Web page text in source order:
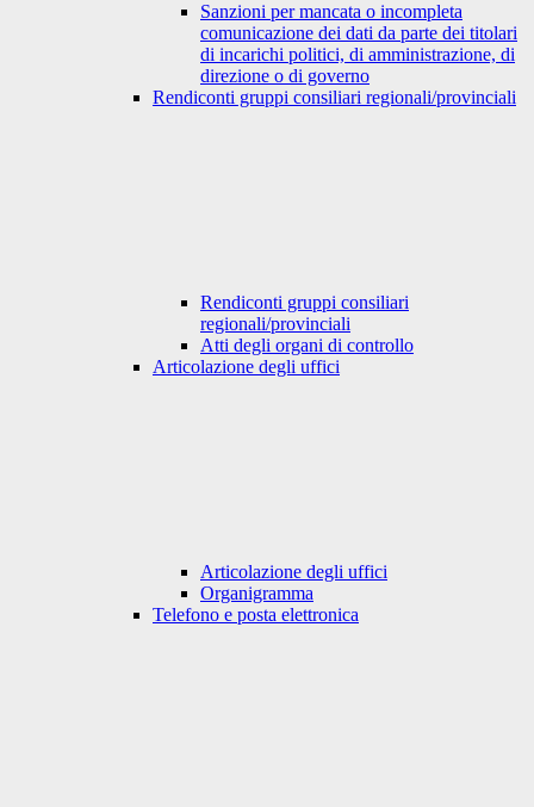
Sanzioni per mancata o incompleta
comunicazione dei dati da parte dei titolari
di incarichi politici, di amministrazione, di
direzione o di governo
Rendiconti gruppi consiliari regionali/provinciali
Rendiconti gruppi consiliari
regionali/provinciali
Atti degli organi di controllo
Articolazione degli uffici
Articolazione degli uffici
Organigramma
Telefono e posta elettronica